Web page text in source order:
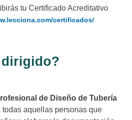
tu Certificado Acreditativo
certificados/
de Diseño de Tubería
todas aquellas personas que